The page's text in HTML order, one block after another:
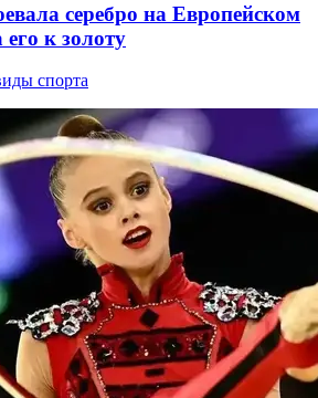
серебро на Европейском
к золоту
спорта